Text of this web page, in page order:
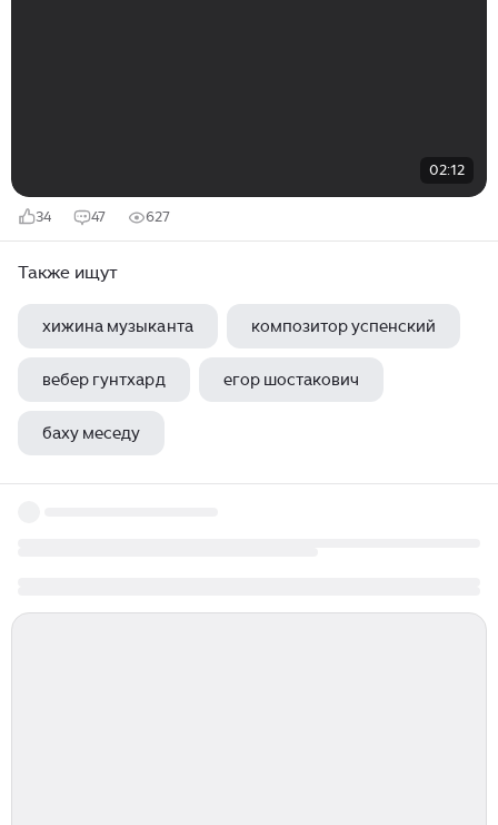
02:12
34 47 627
Также ищут
хижина музыканта композитор успенский
вебер гунтхард егор шостакович
баху меседу